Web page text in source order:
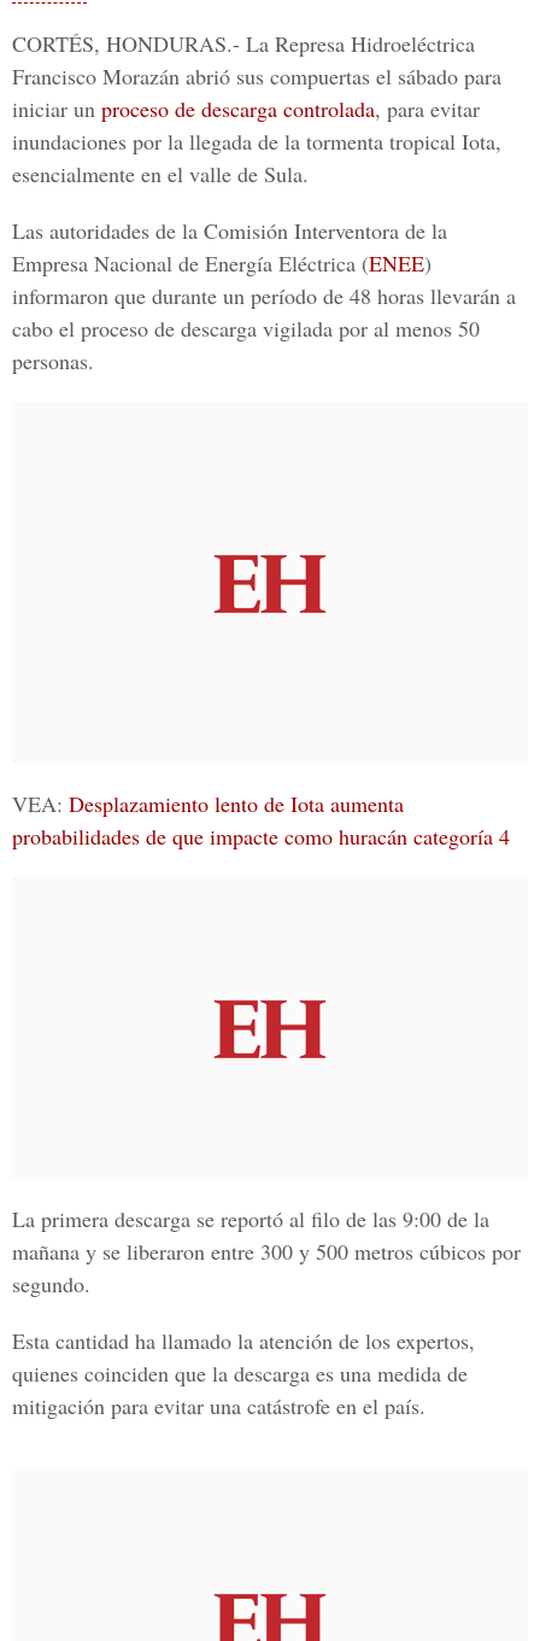
CORTÉS, HONDURAS.- La Represa Hidroeléctrica
Francisco Morazán abrió sus compuertas el sábado para
iniciar un proceso de descarga controlada, para evitar
inundaciones por la llegada de la tormenta tropical Iota,
esencialmente en el valle de Sula.
Las autoridades de la Comisión Interventora de la
Empresa Nacional de Energía Eléctrica (ENEE)
informaron que durante un período de 48 horas llevarán a
cabo el proceso de descarga vigilada por al menos 50
personas.
VEA: Desplazamiento lento de Iota aumenta
probabilidades de que impacte como huracán categoría 4
La primera descarga se reportó al filo de las 9:00 de la
mañana y se liberaron entre 300 y 500 metros cúbicos por
segundo.
Esta cantidad ha llamado la atención de los expertos,
quienes coinciden que la descarga es una medida de
mitigación para evitar una catástrofe en el país.